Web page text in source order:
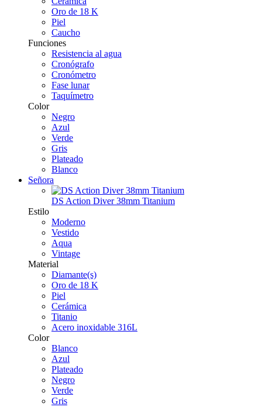
Oro de 18 K
Piel
Caucho
Funciones
Resistencia al agua
Cronógrafo
Cronómetro
Fase lunar
Taquímetro
Color
Negro
Azul
Verde
Gris
Plateado
Blanco
Señora
DS Action Diver 38mm Titanium
Estilo
Moderno
Vestido
Aqua
Vintage
Material
Diamante(s)
Oro de 18 K
Piel
Cerámica
Titanio
Acero inoxidable 316L
Color
Blanco
Azul
Plateado
Negro
Verde
Gris